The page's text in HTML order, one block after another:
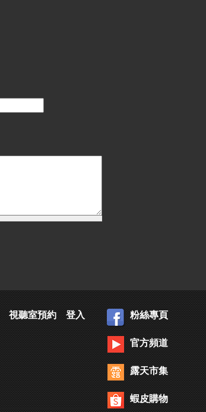
視聽室預約 登入 粉絲專頁
官方頻道
露天市集
蝦皮購物